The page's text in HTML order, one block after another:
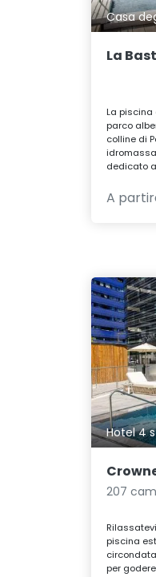
Casa
La
La
parco
colline di
dedicato
A
Hotel 4
207
piscina
per